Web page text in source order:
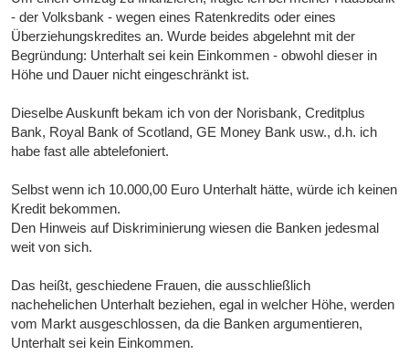
- der Volksbank - wegen eines Ratenkredits oder eines
Überziehungskredites an. Wurde beides abgelehnt mit der
Begründung: Unterhalt sei kein Einkommen - obwohl dieser in
Höhe und Dauer nicht eingeschränkt ist.
Dieselbe Auskunft bekam ich von der Norisbank, Creditplus
Bank, Royal Bank of Scotland, GE Money Bank usw., d.h. ich
habe fast alle abtelefoniert.
Selbst wenn ich 10.000,00 Euro Unterhalt hätte, würde ich keinen
Kredit bekommen.
Den Hinweis auf Diskriminierung wiesen die Banken jedesmal
weit von sich.
Das heißt, geschiedene Frauen, die ausschließlich
nachehelichen Unterhalt beziehen, egal in welcher Höhe, werden
vom Markt ausgeschlossen, da die Banken argumentieren,
Unterhalt sei kein Einkommen.